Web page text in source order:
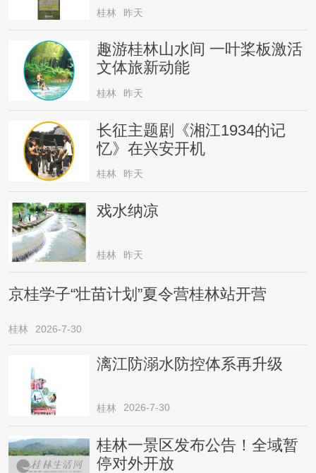
桂林 昨天
趣游桂林山水间 一叶桨板激活
文体旅新动能
桂林 昨天
长征主题剧《湘江1934的记
忆》在兴安开机
桂林 昨天
戏水纳凉
桂林 昨天
京桂学子“壮苗计划”夏令营桂林站开营
桂林 2026-7-30
漓江防溺水防控体系再升级
桂林 2026-7-30
桂林一景区发布公告！全域暂
停对外开放